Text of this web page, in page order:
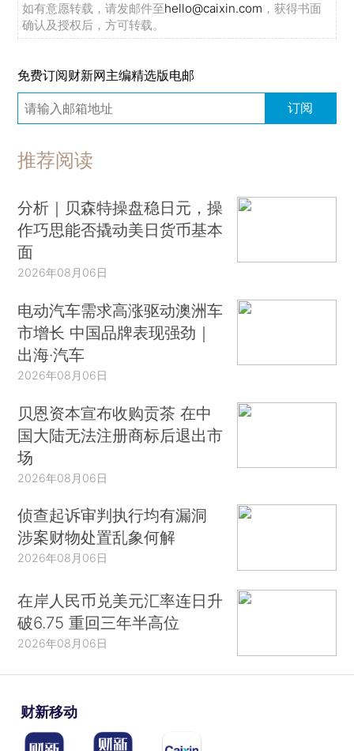
如有意愿转载，请发邮件至hello@caixin.com ，获得书面
确认及授权后，方可转载。
免费订阅财新网主编精选版电邮
订阅
推荐阅读
分析｜贝森特操盘稳日元，操
作巧思能否撬动美日货币基本
面
2026年08月06日
电动汽车需求高涨驱动澳洲车
市增长 中国品牌表现强劲｜
出海·汽车
2026年08月06日
贝恩资本宣布收购贡茶 在中
国大陆无法注册商标后退出市
场
2026年08月06日
侦查起诉审判执行均有漏洞
涉案财物处置乱象何解
2026年08月06日
在岸人民币兑美元汇率连日升
破6.75 重回三年半高位
2026年08月06日
财新移动